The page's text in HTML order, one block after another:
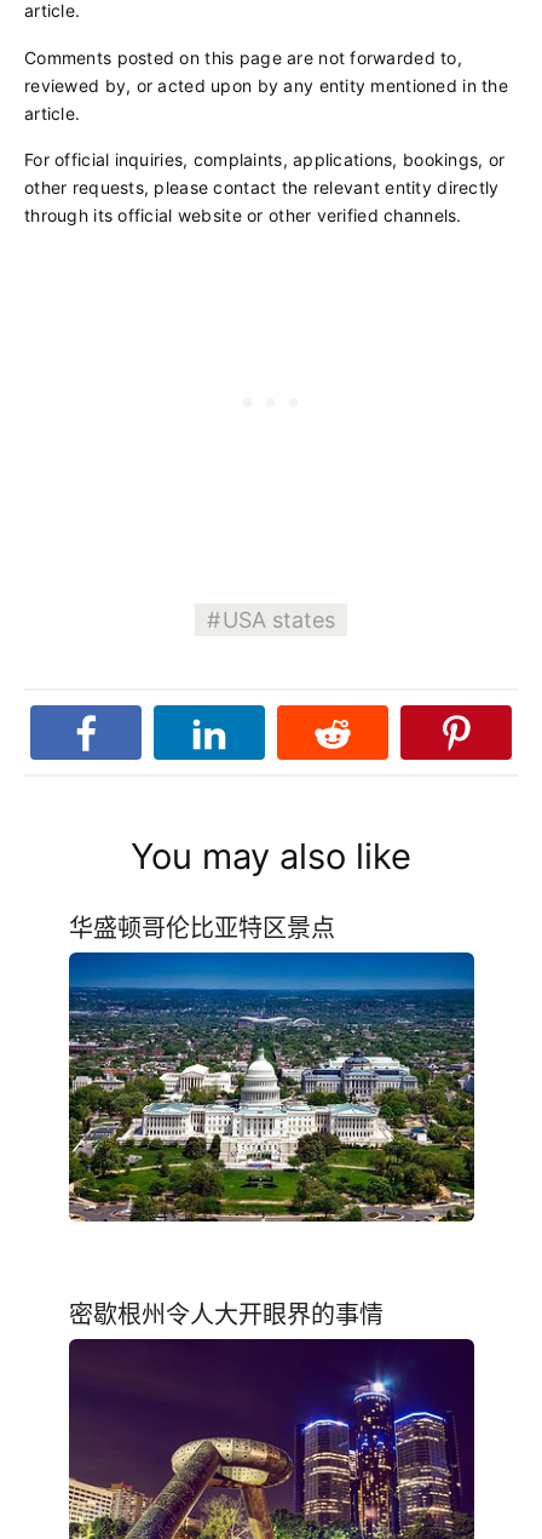
article.
Comments posted on this page are not forwarded to,
reviewed by, or acted upon by any entity mentioned in the
article.
For official inquiries, complaints, applications, bookings, or
other requests, please contact the relevant entity directly
through its official website or other verified channels.
USA states
You may also like
华盛顿哥伦比亚特区景点
密歇根州令人大开眼界的事情